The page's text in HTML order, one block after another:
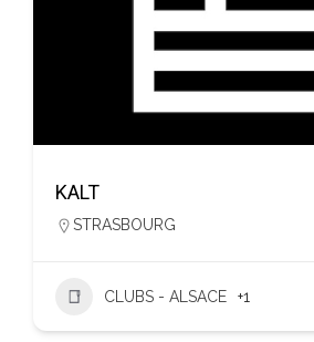
KALT
STRASBOURG
CLUBS - ALSACE +1